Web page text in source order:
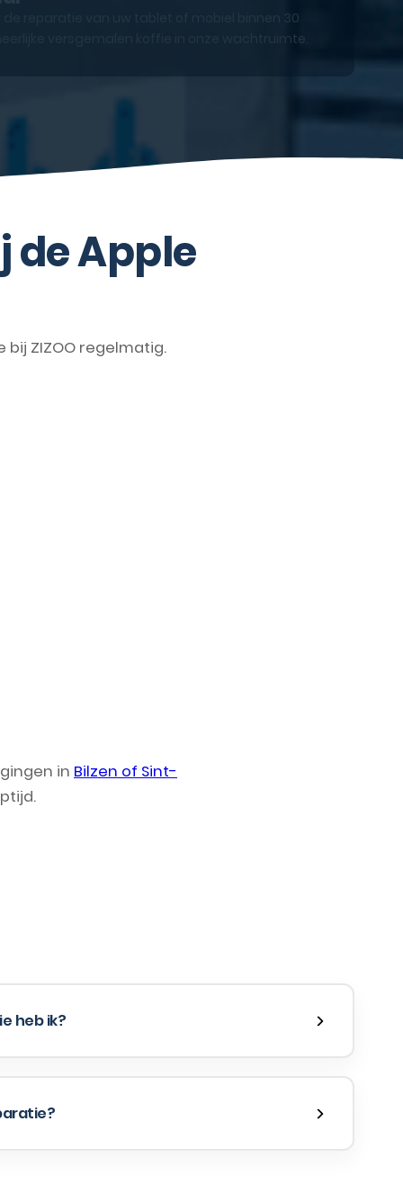
reparatie van uw tablet of mobiel binnen 30
versgemalen koffie in onze wachtruimte.
de Apple
ZIZOO regelmatig.
in Bilzen of Sint-
heb ik?